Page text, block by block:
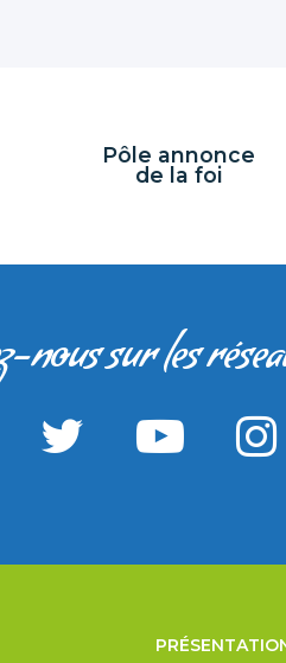
Pôle annonce
de la foi
nous sur les